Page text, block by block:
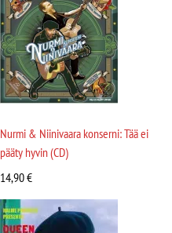
Nurmi & Niinivaara konserni: Tää ei
pääty hyvin (CD)
14,90€